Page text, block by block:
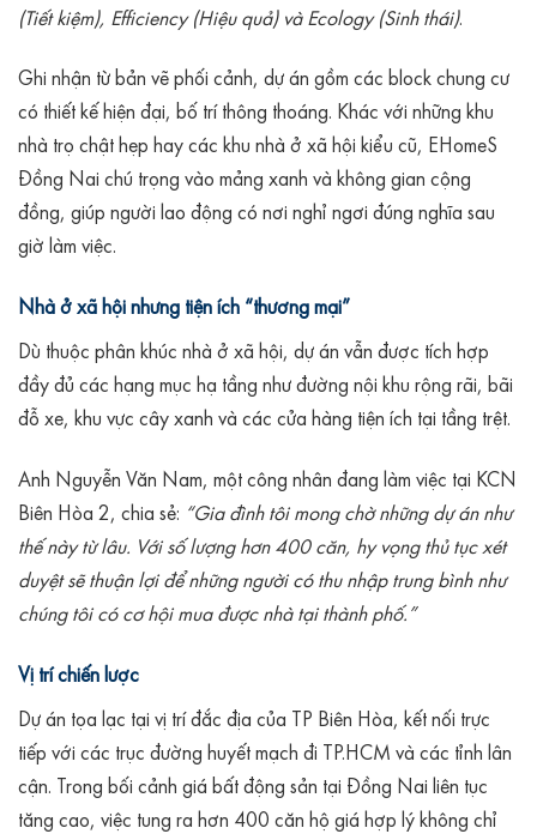
(Tiết kiệm), Efficiency (Hiệu quả) và Ecology (Sinh thái).
Ghi nhận từ bản vẽ phối cảnh, dự án gồm các block chung cư
có thiết kế hiện đại, bố trí thông thoáng. Khác với những khu
nhà trọ chật hẹp hay các khu nhà ở xã hội kiểu cũ, EHomeS
Đồng Nai chú trọng vào mảng xanh và không gian cộng
đồng, giúp người lao động có nơi nghỉ ngơi đúng nghĩa sau
giờ làm việc.
Nhà ở xã hội nhưng tiện ích “thương mại”
Dù thuộc phân khúc nhà ở xã hội, dự án vẫn được tích hợp
đầy đủ các hạng mục hạ tầng như đường nội khu rộng rãi, bãi
đỗ xe, khu vực cây xanh và các cửa hàng tiện ích tại tầng trệt.
Anh Nguyễn Văn Nam, một công nhân đang làm việc tại KCN
Biên Hòa 2, chia sẻ: “Gia đình tôi mong chờ những dự án như
thế này từ lâu. Với số lượng hơn 400 căn, hy vọng thủ tục xét
duyệt sẽ thuận lợi để những người có thu nhập trung bình như
chúng tôi có cơ hội mua được nhà tại thành phố.”
Vị trí chiến lược
Dự án tọa lạc tại vị trí đắc địa của TP Biên Hòa, kết nối trực
tiếp với các trục đường huyết mạch đi TP.HCM và các tỉnh lân
cận. Trong bối cảnh giá bất động sản tại Đồng Nai liên tục
tăng cao, việc tung ra hơn 400 căn hộ giá hợp lý không chỉ